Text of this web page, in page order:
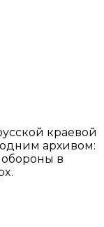
краевой
архивом:
обороны в